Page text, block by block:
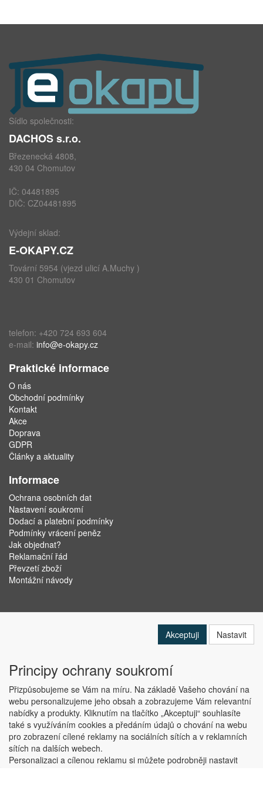
Sídlo společnosti:
DACHOS s.r.o.
Březenecká 4808,
430 04 Chomutov
IČ: 04481895
DIČ: CZ04481895
Výdejní sklad:
E-OKAPY.CZ
Tovární 5954 (vjezd ulicí A.Muchy )
430 01 Chomutov
telefon: +420 724 693 604
e-mail: info@e-okapy.cz
Praktické informace
O nás
Obchodní podmínky
Kontakt
Akce
Doprava
GDPR
Články a aktuality
Informace
Ochrana osobních dat
Nastavení soukromí
Dodací a platební podmínky
Podmínky vrácení peněz
Jak objednat?
Reklamační řád
Převzetí zboží
Montážní návody
Copyright © ABRA Software a.s. 2019
Akceptuji Nastavit
Principy ochrany soukromí
Přizpůsobujeme se Vám na míru. Na základě Vašeho chování na
webu personalizujeme jeho obsah a zobrazujeme Vám relevantní
nabídky a produkty. Kliknutím na tlačítko „Akceptuji“ souhlasíte
také s využíváním cookies a předáním údajů o chování na webu
pro zobrazení cílené reklamy na sociálních sítích a v reklamních
sítích na dalších webech.
Personalizaci a cílenou reklamu si můžete podrobněji nastavit